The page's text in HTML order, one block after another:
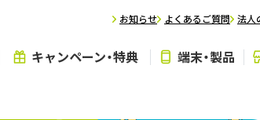
お知らせ よくあるご質問 法人
キャンペーン・特典 端末・製品